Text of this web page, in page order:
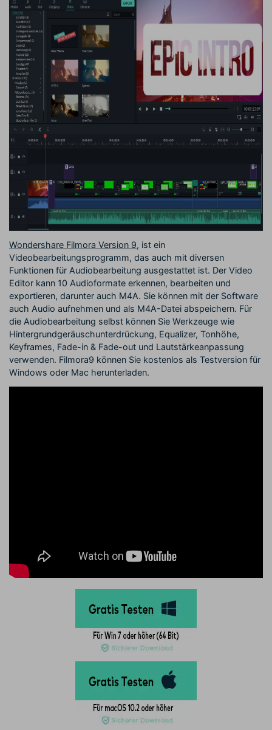
Wondershare Filmora Version 9, ist ein
Videobearbeitungsprogramm, das auch mit diversen
Funktionen für Audiobearbeitung ausgestattet ist. Der Video
Editor kann 10 Audioformate erkennen, bearbeiten und
exportieren, darunter auch M4A. Sie können mit der Software
auch Audio aufnehmen und als M4A-Datei abspeichern. Für
die Audiobearbeitung selbst können Sie Werkzeuge wie
Hintergrundgeräuschunterdrückung, Equalizer, Tonhöhe,
Keyframes, Fade-in & Fade-out und Lautstärkeanpassung
verwenden. Filmora9 können Sie kostenlos als Testversion für
Windows oder Mac herunterladen.